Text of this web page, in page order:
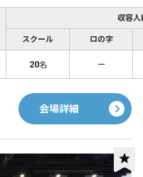
収容人
スクール ロの字
20名 －
会場詳細